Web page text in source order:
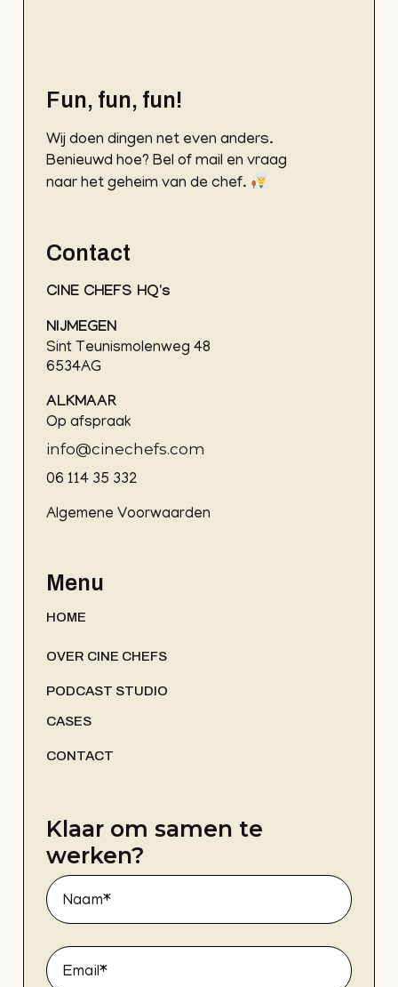
Fun, fun, fun!
Wij doen dingen net even anders.
Benieuwd hoe? Bel of mail en vraag
naar het geheim van de chef.
Contact
CINE CHEFS HQ's
NIJMEGEN
Sint Teunismolenweg 48
6534AG
ALKMAAR
Op afspraak
info@cinechefs.com
06 114 35 332
Algemene Voorwaarden
Menu
HOME
OVER CINE CHEFS
PODCAST STUDIO
CASES
CONTACT
Klaar om samen te
werken?